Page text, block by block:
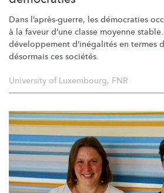
Dans l’après-guerre, les démocraties
à la faveur d’une classe moyenne
développement d’inégalités en termes
désormais ces sociétés.
University of Luxembourg, FNR